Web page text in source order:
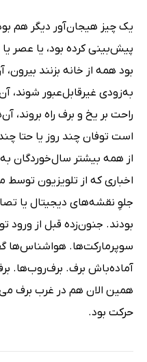
یک چیز هیجان‌آور دیگر هم
پیش‌بینی کرده بود، یا عصر
بود همه از خانه بزنند
به‌زودی غیرقابل‌عبور شوند،
راحت بر یخ و برف راه بروند،
است توفان چند روز یا حتا
از همه بیشتر سال‌خوردگان به
اخباری که از تلویزیون
جلوِ نقشه‌های دیجیتال یا
بودند. جنون‌زده قبل از ورود
سوپرمارکت‌ها. هواشناس‌ها
آماده‌باش برف. برف‌روب‌ها.
همین الان هم در غرب برف
حرکت بود.